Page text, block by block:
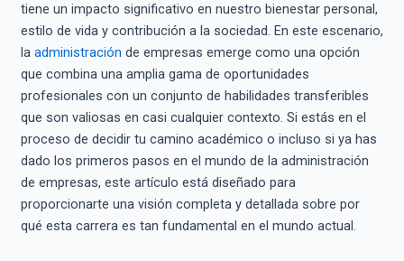
tiene un impacto significativo en nuestro bienestar personal,
estilo de vida y contribución a la sociedad. En este escenario,
la administración de empresas emerge como una opción
que combina una amplia gama de oportunidades
profesionales con un conjunto de habilidades transferibles
que son valiosas en casi cualquier contexto. Si estás en el
proceso de decidir tu camino académico o incluso si ya has
dado los primeros pasos en el mundo de la administración
de empresas, este artículo está diseñado para
proporcionarte una visión completa y detallada sobre por
qué esta carrera es tan fundamental en el mundo actual.